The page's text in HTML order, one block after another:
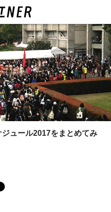
ュール2017をまとめてみ